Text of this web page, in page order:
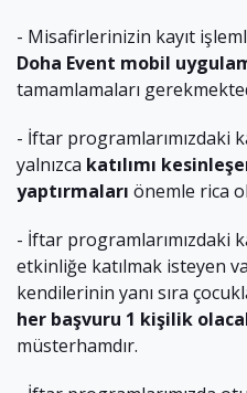
- Misafirlerinizin kayıt
Doha Event mobil
tamamlamaları
- İftar programlarımızdaki
yalnızca katılımı
yaptırmaları önemle rica
- İftar programlarımızdaki
etkinliğe katılmak isteyen
kendilerinin yanı sıra
her başvuru 1 kişilik
müsterhamdır.